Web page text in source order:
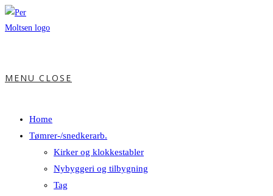
MENU CLOSE
Home
Tømrer-/snedkerarb.
Kirker og klokkestabler
Nybyggeri og tilbygning
Tag